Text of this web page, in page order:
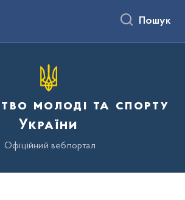
Пошук
молоді та спорту
України
Офіційний вебпортал